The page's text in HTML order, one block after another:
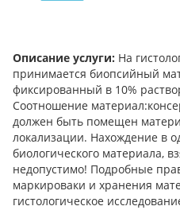
Описание услуги: На
принимается биопсийный
фиксированный в 10%
Соотношение
должен быть помещен
локализации. Нахождение в
биологического материала,
недопустимо! Подробные
маркироваки и хранения
гистологическое